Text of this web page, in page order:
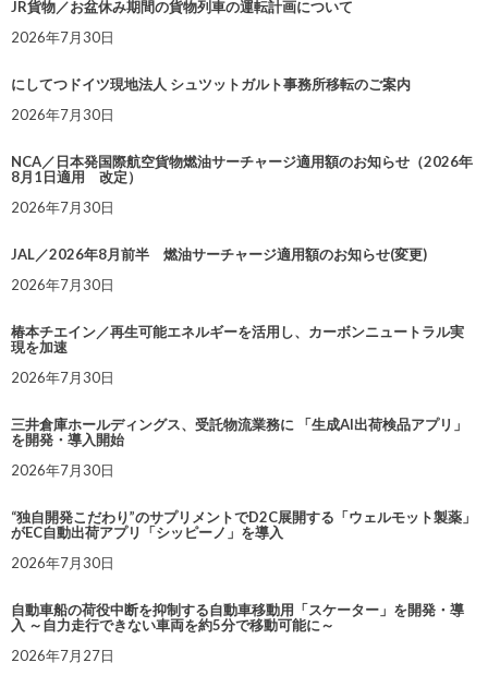
JR貨物／お盆休み期間の貨物列車の運転計画について
2026年7月30日
にしてつドイツ現地法人 シュツットガルト事務所移転のご案内
2026年7月30日
NCA／日本発国際航空貨物燃油サーチャージ適用額のお知らせ（2026年
8月1日適用 改定）
2026年7月30日
JAL／2026年8月前半 燃油サーチャージ適用額のお知らせ(変更)
2026年7月30日
椿本チエイン／再生可能エネルギーを活用し、カーボンニュートラル実
現を加速
2026年7月30日
三井倉庫ホールディングス、受託物流業務に 「生成AI出荷検品アプリ」
を開発・導入開始
2026年7月30日
“独自開発こだわり”のサプリメントでD2C展開する「ウェルモット製薬」
がEC自動出荷アプリ「シッピーノ」を導入
2026年7月30日
自動車船の荷役中断を抑制する自動車移動用「スケーター」を開発・導
入 ～自力走行できない車両を約5分で移動可能に～
2026年7月27日